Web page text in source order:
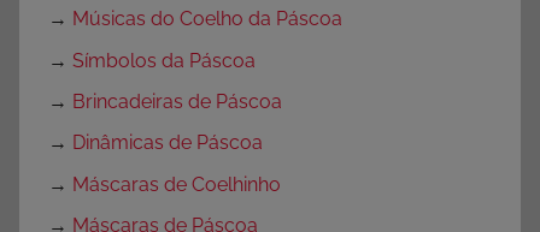
→ Músicas do Coelho da Páscoa
→ Símbolos da Páscoa
→ Brincadeiras de Páscoa
→ Dinâmicas de Páscoa
→ Máscaras de Coelhinho
→ Máscaras de Páscoa